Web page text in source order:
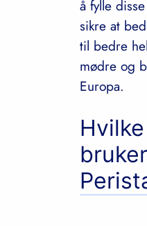
å fylle
sikre at
til bedre
mødre og
Europa.